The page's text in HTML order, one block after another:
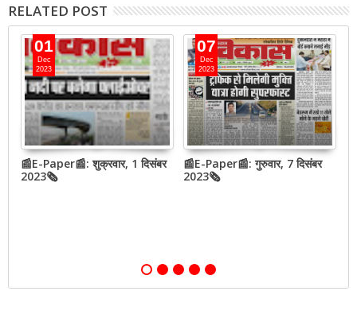
RELATED POST
01
Dec
2023
📰E-Paper📰: शुक्रवार, 1 दिसंबर
2023🗞
07
Dec
2023
📰E-Paper📰: गुरुवार, 7 दिसंबर
2023🗞